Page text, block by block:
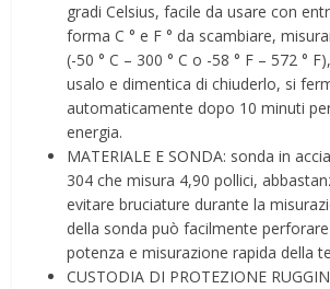
gradi Celsius, facile da usare con
forma C ° e F ° da scambiare,
(-50 ° C – 300 ° C o -58 ° F – 572 °
usalo e dimentica di chiuderlo, si
automaticamente dopo 10 minuti
energia.
MATERIALE E SONDA: sonda in
304 che misura 4,90 pollici,
evitare bruciature durante la
della sonda può facilmente
potenza e misurazione rapida della
CUSTODIA DI PROTEZIONE